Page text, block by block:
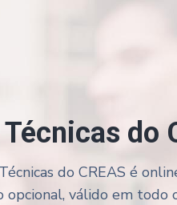
do
do CREAS é
opcional, válido em